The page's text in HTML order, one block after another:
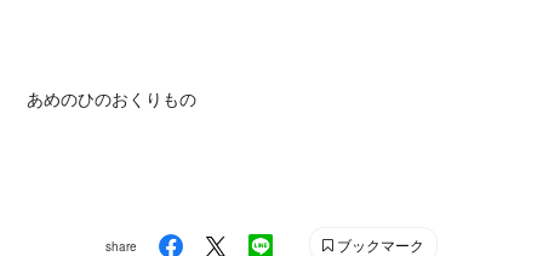
あめのひのおくりもの
share ブックマーク